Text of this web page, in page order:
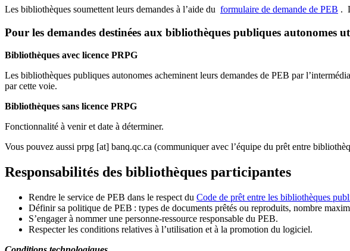
Les bibliothèques soumettent leurs demandes à l’aide du formulaire de demande de PEB .
Pour les demandes destinées aux bibliothèques publiques autonomes
Bibliothèques avec licence PRPG
Les bibliothèques publiques autonomes acheminent leurs demandes de PEB par
par cette voie.
Bibliothèques sans licence PRPG
Fonctionnalité à venir et date à déterminer.
Vous pouvez aussi prpg [at] banq.qc.ca (communiquer avec l’équipe du prêt entre
Responsabilités des bibliothèques participantes
Rendre le service de PEB dans le respect du Code de prêt entre les bibliothèques
Définir sa politique de PEB : types de documents prêtés ou reproduits, nombre
S’engager à nommer une personne-ressource responsable du PEB.
Respecter les conditions relatives à l’utilisation et à la promotion du logiciel.